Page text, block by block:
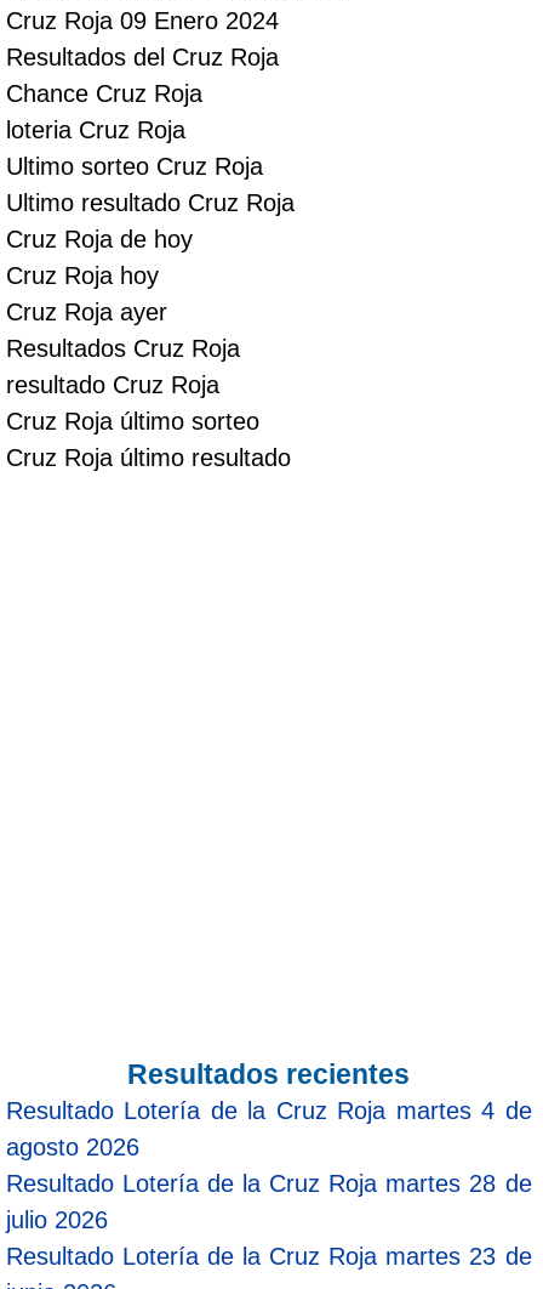
Cruz Roja 09 Enero 2024
Resultados del Cruz Roja
Chance Cruz Roja
loteria Cruz Roja
Ultimo sorteo Cruz Roja
Ultimo resultado Cruz Roja
Cruz Roja de hoy
Cruz Roja hoy
Cruz Roja ayer
Resultados Cruz Roja
resultado Cruz Roja
Cruz Roja último sorteo
Cruz Roja último resultado
Resultados recientes
Resultado Lotería de la Cruz Roja martes 4 de
agosto 2026
Resultado Lotería de la Cruz Roja martes 28 de
julio 2026
Resultado Lotería de la Cruz Roja martes 23 de